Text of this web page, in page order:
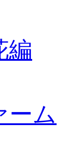
編
ーム